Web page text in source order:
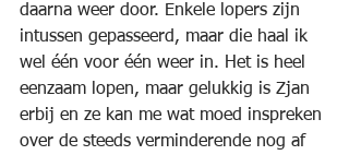
daarna weer door. Enkele lopers zijn
intussen gepasseerd, maar die haal ik
wel één voor één weer in. Het is heel
eenzaam lopen, maar gelukkig is Zjan
erbij en ze kan me wat moed inspreken
over de steeds verminderende nog af